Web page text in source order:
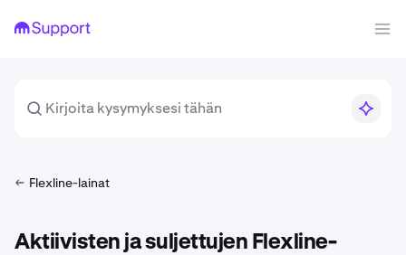
Flexline-lainat
Aktiivisten ja suljettujen Flexline-